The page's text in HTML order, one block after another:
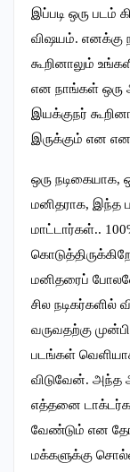
இப்படி ஒரு
விஷயம். எனக்கு
கூறினாலும்
என நாங்கள்
இயக்குநர்
இருக்கும் என
ஒரு நடிகையாக,
மனிதராக, இந்த
மாட்டார்கள்..
மனிதரைப்
சில நடிகர்களில்
வருவதற்கு
படங்கள்
விடுவேன். அந்த
எத்தனை
வேண்டும் என
மக்களுக்கு